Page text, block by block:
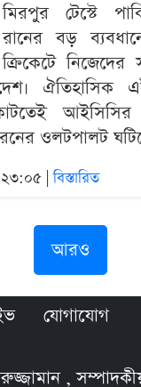
মিরপুর টেস্টে
রানের বড়
ক্রিকেটে নিজেদের
আইসিসির
ওলটপালট
|বিস্তারিত
আরও
যোগাযোগ
,